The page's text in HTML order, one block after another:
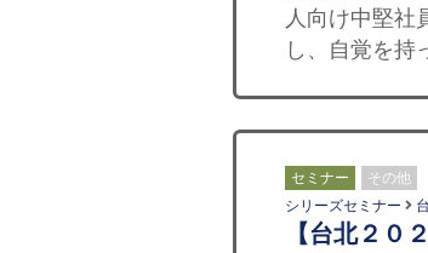
人向け中堅
し、自覚を
セミナー その他
シリーズセミナー
【台北２０